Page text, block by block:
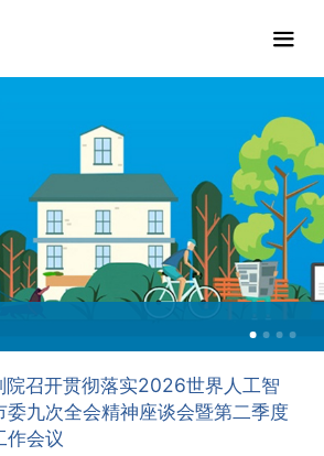
召开贯彻落实2026世界人工智
委九次全会精神座谈会暨第二季度
作会议